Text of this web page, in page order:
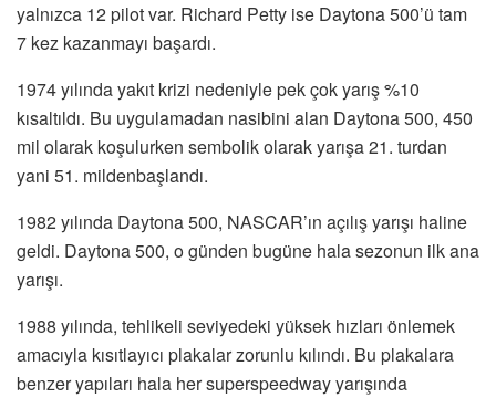
yalnızca 12 pilot var. Richard Petty ise Daytona 500’ü tam
7 kez kazanmayı başardı.
1974 yılında yakıt krizi nedeniyle pek çok yarış %10
kısaltıldı. Bu uygulamadan nasibini alan Daytona 500, 450
mil olarak koşulurken sembolik olarak yarışa 21. turdan
yani 51. mildenbaşlandı.
1982 yılında Daytona 500, NASCAR’ın açılış yarışı haline
geldi. Daytona 500, o günden bugüne hala sezonun ilk ana
yarışı.
1988 yılında, tehlikeli seviyedeki yüksek hızları önlemek
amacıyla kısıtlayıcı plakalar zorunlu kılındı. Bu plakalara
benzer yapıları hala her superspeedway yarışında